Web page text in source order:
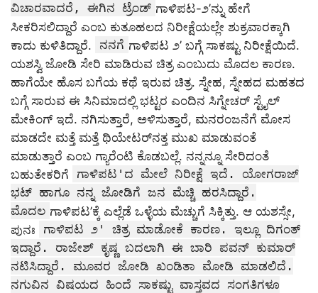
ವಿಚಾರವಾದರೆ, ಈಗಿನ ಟ್ರೆಂಡ್ ಗಾಳಿಪಟ-೨’ನ್ನು ಹೇಗೆ
ಸೀಕರಿಸಲಿದ್ದಾರೆ ಎಂಬ ಕುತೂಹಲದ ನಿರೀಕ್ಷೆಯಲ್ಲೇ ಶುಕ್ರವಾರಕ್ಕಾಗಿ
ಕಾದು ಕುಳಿತಿದ್ದಾರೆ.
ನನಗೆ ಗಾಳಿಪಟ ೨’ ಬಗ್ಗೆ ಸಾಕಷ್ಟು ನಿರೀಕ್ಷೆಯಿದೆ.
ಯಶಸ್ವಿ ಜೋಡಿ ಸೇರಿ ಮಾಡಿರುವ ಚಿತ್ರ ಎಂಬುದು ಮೊದಲ ಕಾರಣ.
ಹಾಗೆಯೇ ಹೊಸ ಬಗೆಯ ಕಥೆ ಇರುವ ಚಿತ್ರ. ಸ್ನೇಹ, ಸ್ನೇಹದ ಮಹತದ
ಬಗ್ಗೆ ಸಾರುವ ಈ ಸಿನಿಮಾದಲ್ಲಿ ಭಟ್ಟರ ಎಂದಿನ ಸಿಗ್ನೇಚರ್ ಸ್ಟೈಲ್
ಮೇಕಿಂಗ್ ಇದೆ. ನಗಿಸುತ್ತಾರೆ, ಅಳಿಸುತ್ತಾರೆ, ಮನರಂಜನೆಗೆ ಮೋಸ
ಮಾಡದೇ ಮತ್ತೆ ಮತ್ತೆ ಥಿಯೇಟರ್‌ನತ್ತ ಮುಖ ಮಾಡುವಂತೆ
ಮಾಡುತ್ತಾರೆ ಎಂಬ ಗ್ಯಾರೆಂಟಿ ಕೊಡಬಲ್ಲೆ. ನನ್ನನ್ನೂ ಸೇರಿದಂತೆ
ಬಹುತೇಕರಿಗೆ
ಗಾಳಿಪಟ'ದ ಮೇಲೆ ನಿರೀಕ್ಷೆ ಇದೆ. ಯೋಗರಾಜ್
ಭಟ್ ಹಾಗೂ ನನ್ನ ಜೋಡಿಗೆ ಜನ ಮೆಚ್ಚಿ ಹರಸಿದ್ದಾರೆ.
ಮೊದಲ ಗಾಳಿಪಟ’ಕ್ಕೆ ಎಲ್ಲೆಡೆ ಒಳ್ಳೆಯ ಮೆಚ್ಚುಗೆ ಸಿಕ್ಕಿತ್ತು. ಆ ಯಶಸ್ಸೇ,
ಪುನಃ
ಗಾಳಿಪಟ ೨' ಚಿತ್ರ ಮಾಡೋಕೆ ಕಾರಣ. ಇಲ್ಲೂ ದಿಗಂತ್
ಇದ್ದಾರೆ. ರಾಜೇಶ್ ಕೃಷ್ಣ ಬದಲಾಗಿ ಈ ಬಾರಿ ಪವನ್ ಕುಮಾರ್
ನಟಿಸಿದ್ದಾರೆ. ಮೂವರ ಜೋಡಿ ಖಂಡಿತಾ ಮೋಡಿ ಮಾಡಲಿದೆ.
ನಗುವಿನ ವಿಷಯದ ಹಿಂದೆ ಸಾಕಷ್ಟು ವಾಸ್ತವದ ಸಂಗತಿಗಳೂ